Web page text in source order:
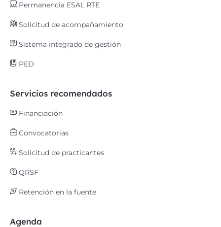
Permanencia ESAL RTE
Solicitud de acompañamiento
Sistema integrado de gestión
PED
Servicios recomendados
Financiación
Convocatorias
Solicitud de practicantes
QRSF
Retención en la fuente
Agenda